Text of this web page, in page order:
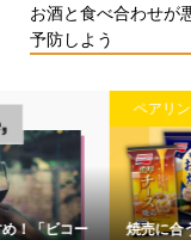
お酒と食べ合わせが
予防しよう
雑学･豆知識
【2023年】お酒入りのチ